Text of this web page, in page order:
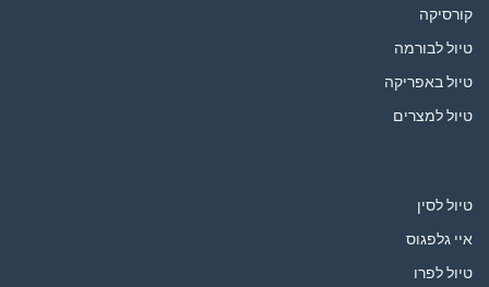
קורסיקה
טיול לבורמה
טיול באפריקה
טיול למצרים
טיול לסין
איי גלפגוס
טיול לפרו